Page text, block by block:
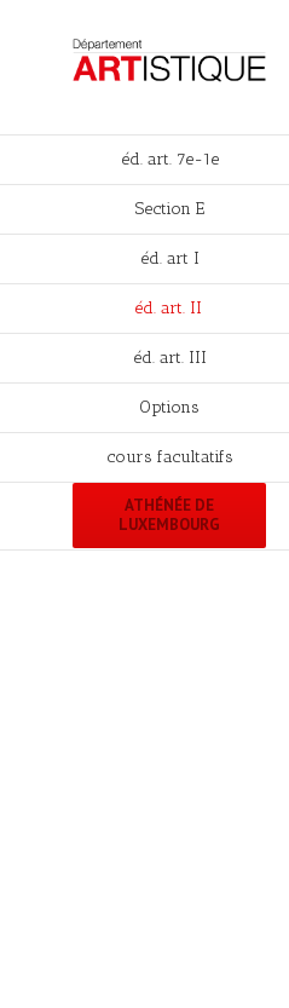
éd. art. 7e-1e
Section E
éd. art I
éd. art. II
éd. art. III
Options
cours facultatifs
ATHÉNÉE DE
LUXEMBOURG